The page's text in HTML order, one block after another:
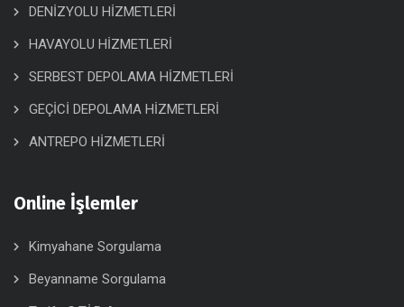
DENİZYOLU HİZMETLERİ
HAVAYOLU HİZMETLERİ
SERBEST DEPOLAMA HİZMETLERİ
GEÇİCİ DEPOLAMA HİZMETLERİ
ANTREPO HİZMETLERİ
Online İşlemler
Kimyahane Sorgulama
Beyanname Sorgulama